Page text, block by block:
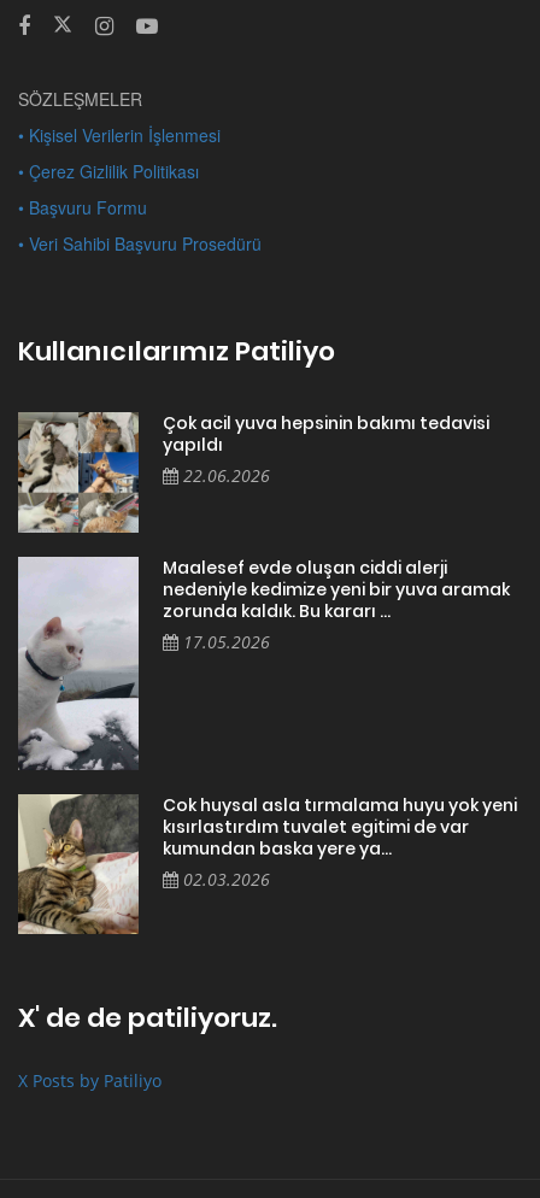
SÖZLEŞMELER
• Kişisel Verilerin İşlenmesi
• Çerez Gizlilik Politikası
• Başvuru Formu
• Veri Sahibi Başvuru Prosedürü
Kullanıcılarımız Patiliyo
Çok acil yuva hepsinin bakımı tedavisi
yapıldı
22.06.2026
Maalesef evde oluşan ciddi alerji
nedeniyle kedimize yeni bir yuva aramak
zorunda kaldık. Bu kararı ...
17.05.2026
Cok huysal asla tırmalama huyu yok yeni
kısırlastırdım tuvalet egitimi de var
kumundan baska yere ya...
02.03.2026
X' de de patiliyoruz.
X Posts by Patiliyo